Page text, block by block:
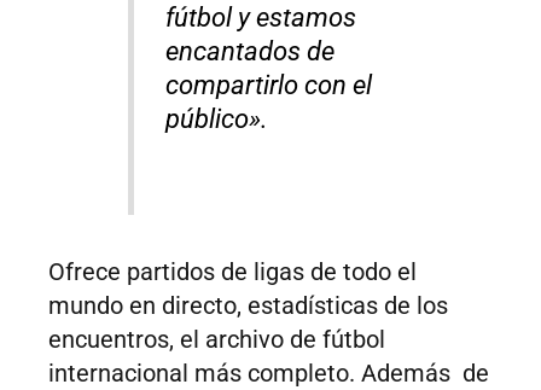
fútbol y estamos
encantados de
compartirlo con el
público».
Ofrece partidos de ligas de todo el
mundo en directo, estadísticas de los
encuentros, el archivo de fútbol
internacional más completo. Además de